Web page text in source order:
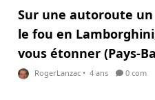
Sur une autoroute
le fou en
vous étonner (Pays-
RogerLanzac • 4 ans 0 com